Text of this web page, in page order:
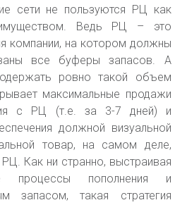
сети не пользуются РЦ как
Ведь РЦ – это
компании, на котором должны
все буферы запасов. А
ровно такой объем
максимальные продажи
с РЦ (т.е. за 3-7 дней) и
должной визуальной
товар, на самом деле,
Как ни странно, выстраивая
процессы пополнения и
запасом, такая стратегия